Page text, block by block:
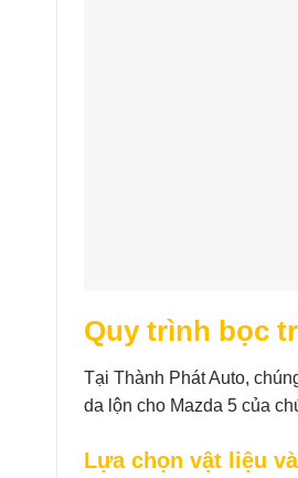
Quy trình bọc
Tại Thành Phát Auto,
da lộn cho Mazda 5 của
Lựa chọn vật liệu